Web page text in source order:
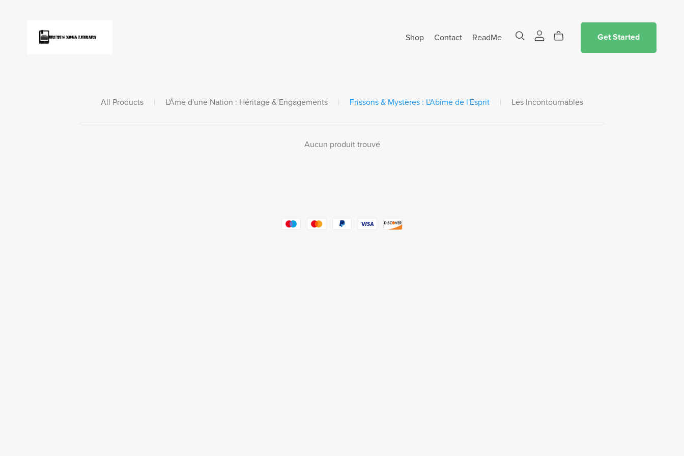
Shop Contact ReadMe Get Started
All Products | L'Âme d'une Nation : Héritage & Engagements | Frissons & Mystères : L'Abîme de l'Esprit | Les Incontournables
Aucun produit trouvé